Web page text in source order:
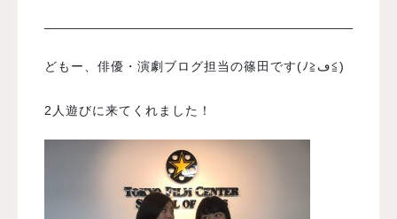
学校情報
オープンキャンパス
どもー、俳優・演劇ブログ担当の篠田です(ﾉ≧ڡ≦)
2人遊びに来てくれました！